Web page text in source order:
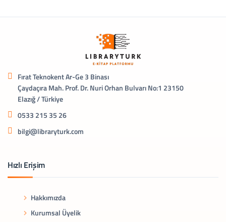
Fırat Teknokent Ar-Ge 3 Binası
Çaydaçıra Mah. Prof. Dr. Nuri Orhan Bulvarı No:1 23150
Elazığ / Türkiye
0533 215 35 26
bilgi@libraryturk.com
Hızlı Erişim
Hakkımızda
Kurumsal Üyelik